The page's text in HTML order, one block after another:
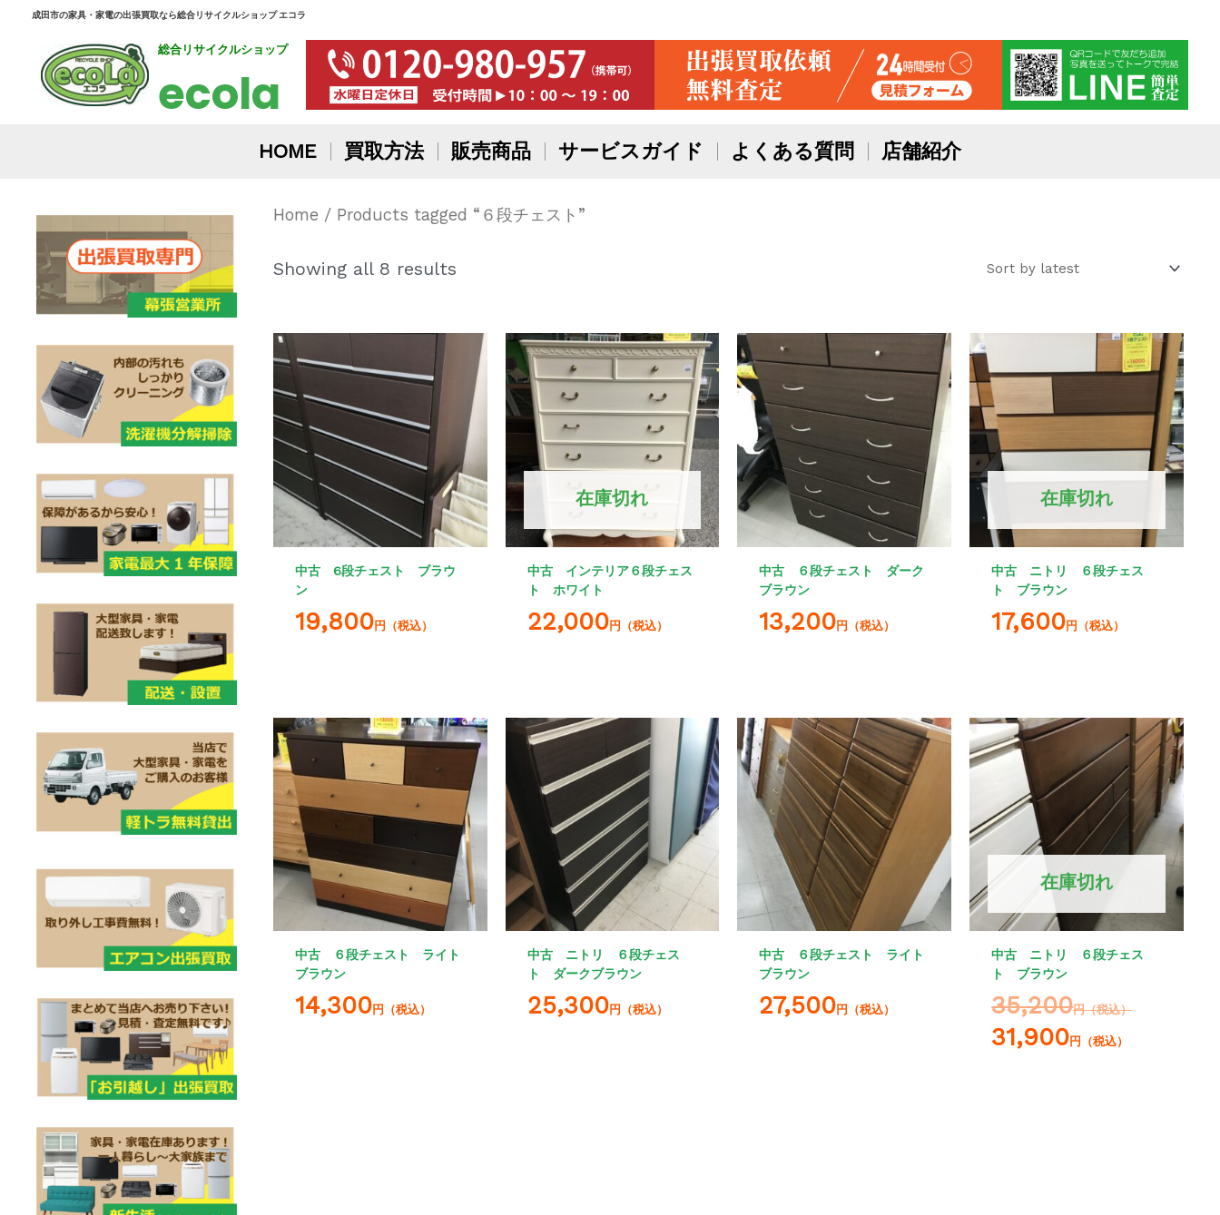
成田市の家具・家電の出張買取なら総合リサイクルショップ エコラ
総合リサイクルショップ
ecola
HOME 買取方法 販売商品 サービスガイド よくある質問 店舗紹介
Home / Products tagged “６段チェスト”
Showing all 8 results
中古 6段チェスト ブラウ
ン
19,800円（税込）
在庫切れ
中古 インテリア６段チェス
ト ホワイト
22,000円（税込）
中古 ６段チェスト ダーク
ブラウン
13,200円（税込）
在庫切れ
中古 ニトリ ６段チェス
ト ブラウン
17,600円（税込）
中古 ６段チェスト ライト
ブラウン
14,300円（税込）
中古 ニトリ ６段チェス
ト ダークブラウン
25,300円（税込）
中古 ６段チェスト ライト
ブラウン
27,500円（税込）
在庫切れ
中古 ニトリ ６段チェス
ト ブラウン
35,200円（税込）
31,900円（税込）